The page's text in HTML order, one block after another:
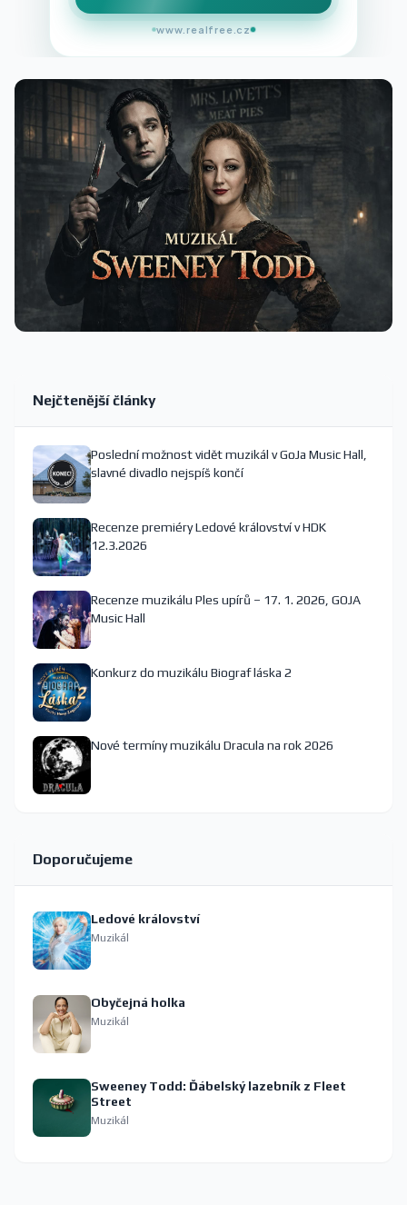
www.realfree.cz
Nejčtenější články
Poslední možnost vidět muzikál v GoJa Music Hall,
slavné divadlo nejspíš končí
Recenze premiéry Ledové království v HDK
12.3.2026
Recenze muzikálu Ples upírů – 17. 1. 2026, GOJA
Music Hall
Konkurz do muzikálu Biograf láska 2
Nové termíny muzikálu Dracula na rok 2026
Doporučujeme
Ledové království
Muzikál
Obyčejná holka
Muzikál
Sweeney Todd: Ďábelský lazebník z Fleet
Street
Muzikál